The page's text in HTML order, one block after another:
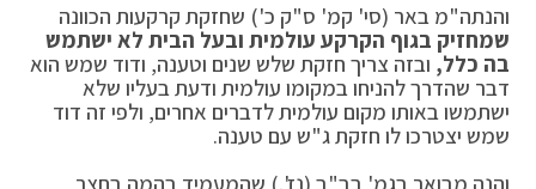
והנתה"מ באר (סי' קמ' ס"ק כ') שחזקת קרקעות הכוונה
שמחזיק בגוף הקרקע עולמית ובעל הבית לא ישתמש
בה כלל, ובזה צריך חזקת שלש שנים וטענה, ודוד שמש הוא
דבר שהדרך להניחו במקומו עולמית ודעת בעליו שלא
ישתמשו באותו מקום עולמית לדברים אחרים, ולפי זה דוד
שמש יצטרכו לו חזקת ג"ש עם טענה.
והנה מבואר בגמ' בב"ב (נז'.) שהמעמיד בהמה בחצר